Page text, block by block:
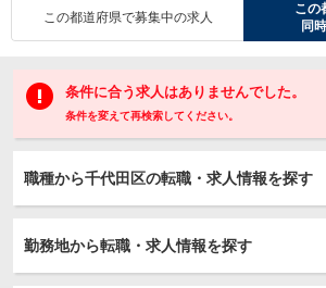
この都道府県で募集中の求人
この
同
条件に合う求人はありませんでした。
条件を変えて再検索してください。
職種から千代田区の転職・求人情報を探す
勤務地から転職・求人情報を探す